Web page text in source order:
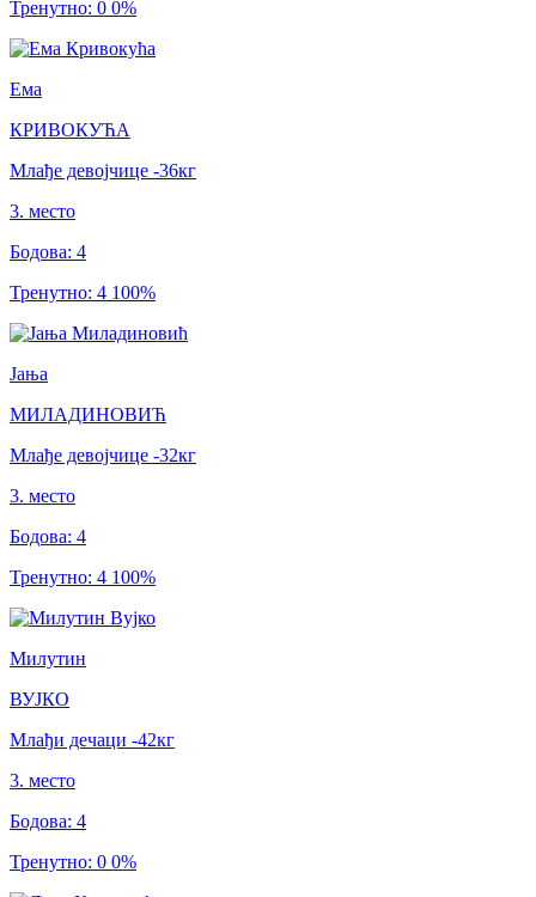
Тренутно: 0 0%
Ема
КРИВОКУЋА
Млађе девојчице -36кг
3. место
Бодова: 4
Тренутно: 4 100%
Јања
МИЛАДИНОВИЋ
Млађе девојчице -32кг
3. место
Бодова: 4
Тренутно: 4 100%
Милутин
ВУЈКО
Млађи дечаци -42кг
3. место
Бодова: 4
Тренутно: 0 0%